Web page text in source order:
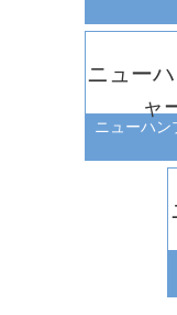
ニュー
ャ
ニューハン